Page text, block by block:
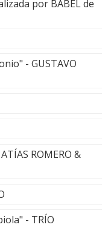
por BABEL de
- GUSTAVO
ROMERO &
- TRÍO